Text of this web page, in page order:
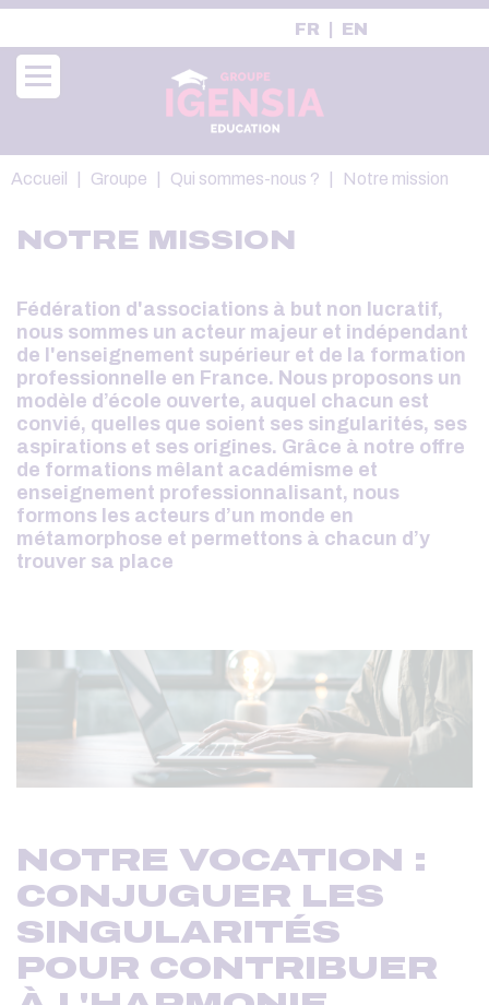
Aller
contenu
principal
FR EN
Fil
Accueil Groupe Qui sommes-nous ? Notre mission
NOTRE MISSION
Fédération d'associations à but non lucratif,
nous sommes un acteur majeur et indépendant
de l'enseignement supérieur et de la formation
professionnelle en France. Nous proposons un
modèle d’école ouverte, auquel chacun est
convié, quelles que soient ses singularités, ses
aspirations et ses origines. Grâce à notre offre
de formations mêlant académisme et
enseignement professionnalisant, nous
formons les acteurs d’un monde en
métamorphose et permettons à chacun d’y
trouver sa place
NOTRE VOCATION :
CONJUGUER LES
SINGULARITÉS
POUR CONTRIBUER